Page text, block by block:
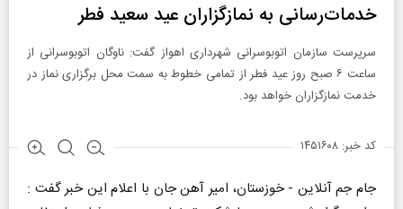
خدمات‌رسانی به نمازگزاران عید سعید فطر
سرپرست سازمان اتوبوسرانی شهرداری اهواز گفت: ناوگان اتوبوسرانی از
ساعت ۶ صبح روز عید فطر از تمامی خطوط به سمت محل برگزاری نماز در
خدمت نمازگزاران خواهد بود.
کد خبر: ۱۴۵۱۶۰۸
جام جم آنلاین - خوزستان، امیر آهن جان با اعلام این خبر گفت :